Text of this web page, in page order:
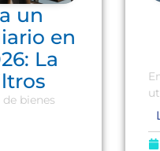
un
en
La
bienes